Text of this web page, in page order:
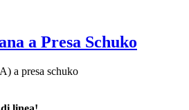
a Presa Schuko
a presa schuko